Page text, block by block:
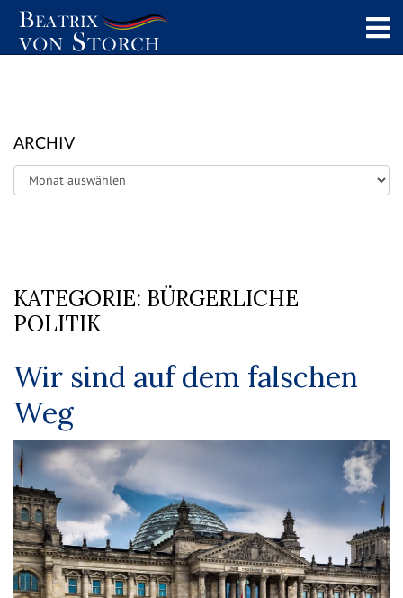
ARCHIV
Archiv
KATEGORIE: BÜRGERLICHE
POLITIK
Wir sind auf dem falschen
Weg